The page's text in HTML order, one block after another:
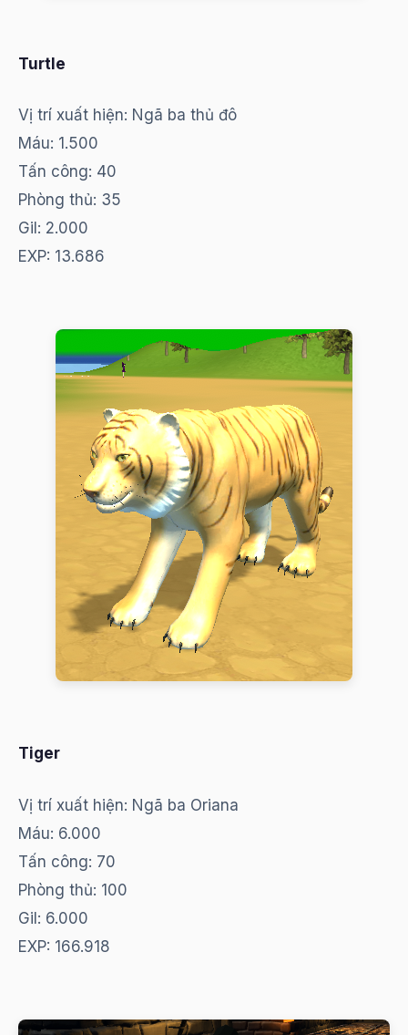
Turtle
Vị trí xuất hiện: Ngã ba thủ đô
Máu: 1.500
Tấn công: 40
Phòng thủ: 35
Gil: 2.000
EXP: 13.686
Tiger
Vị trí xuất hiện: Ngã ba Oriana
Máu: 6.000
Tấn công: 70
Phòng thủ: 100
Gil: 6.000
EXP: 166.918